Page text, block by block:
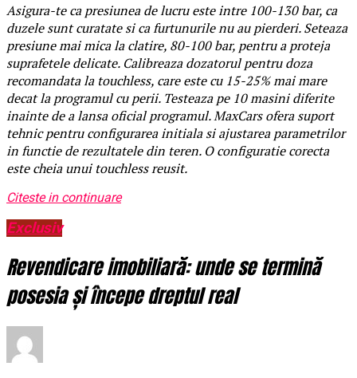
Asigura-te ca presiunea de lucru este intre 100-130 bar, ca
duzele sunt curatate si ca furtunurile nu au pierderi. Seteaza
presiune mai mica la clatire, 80-100 bar, pentru a proteja
suprafetele delicate. Calibreaza dozatorul pentru doza
recomandata la touchless, care este cu 15-25% mai mare
decat la programul cu perii. Testeaza pe 10 masini diferite
inainte de a lansa oficial programul. MaxCars ofera suport
tehnic pentru configurarea initiala si ajustarea parametrilor
in functie de rezultatele din teren. O configuratie corecta
este cheia unui touchless reusit.
Citeste in continuare
Exclusiv
Revendicare imobiliară: unde se termină
posesia și începe dreptul real